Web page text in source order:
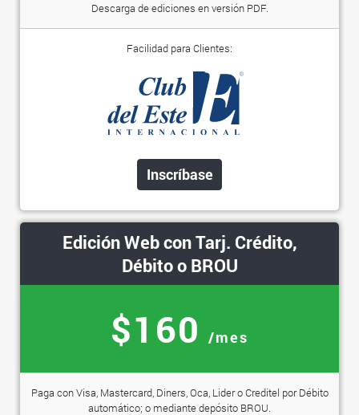
Descarga de ediciones en versión PDF.
Facilidad para Clientes:
Inscríbase
Edición Web con Tarj. Crédito,
Débito o BROU
$160 /mes
Paga con Visa, Mastercard, Diners, Oca, Lider o Creditel por Débito
automático; o mediante depósito BROU.